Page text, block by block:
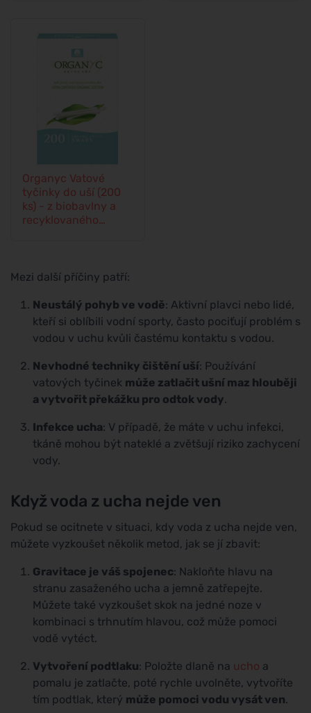
Organyc Vatové
tyčinky do uší (200
ks) - z biobavlny a
recyklovaného
Mezi další příčiny patří:
Neustálý pohyb ve vodě: Aktivní plavci nebo lidé,
kteří si oblíbili vodní sporty, často pociťují problém s
vodou v uchu kvůli častému kontaktu s vodou.
Nevhodné techniky čištění uší: Používání
vatových tyčinek může zatlačit ušní maz hlouběji
a vytvořit překážku pro odtok vody.
Infekce ucha: V případě, že máte v uchu infekci,
tkáně mohou být nateklé a zvětšují riziko zachycení
vody.
Když voda z ucha nejde ven
Pokud se ocitnete v situaci, kdy voda z ucha nejde ven,
můžete vyzkoušet několik metod, jak se jí zbavit:
Gravitace je váš spojenec: Nakloňte hlavu na
stranu zasaženého ucha a jemně zatřepejte.
Můžete také vyzkoušet skok na jedné noze v
kombinaci s trhnutím hlavou, což může pomoci
vodě vytéct.
Vytvoření podtlaku: Položte dlaně na ucho a
pomalu je zatlačte, poté rychle uvolněte, vytvoříte
tím podtlak, který může pomoci vodu vysát ven.